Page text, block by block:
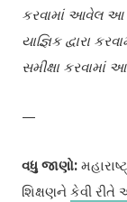
કરવામાં આવેલ આ
યાજ્ઞિક દ્વારા
સમીક્ષા કરવામાં
—
વધુ જાણો:
શિક્ષણનેકેવી